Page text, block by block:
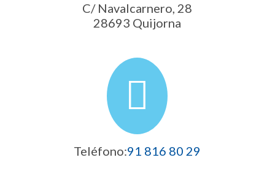
C/ Navalcarnero, 28
28693 Quijorna
Teléfono:91 816 80 29